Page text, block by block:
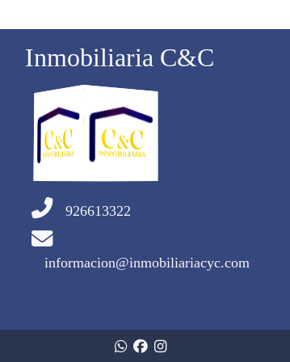
Inmobiliaria C&C
926613322
informacion@inmobiliariacyc.com